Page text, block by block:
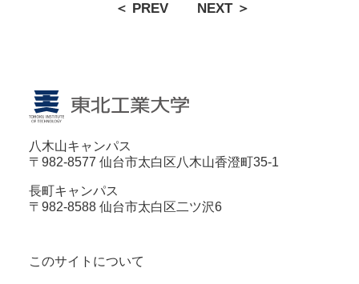
＜ PREV NEXT ＞
八木山キャンパス
〒982-8577 仙台市太白区八木山香澄町35-1
長町キャンパス
〒982-8588 仙台市太白区二ツ沢6
このサイトについて